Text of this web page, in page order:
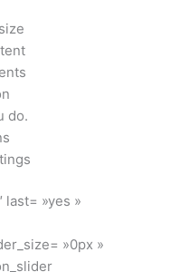
do.
»yes »
»0px »